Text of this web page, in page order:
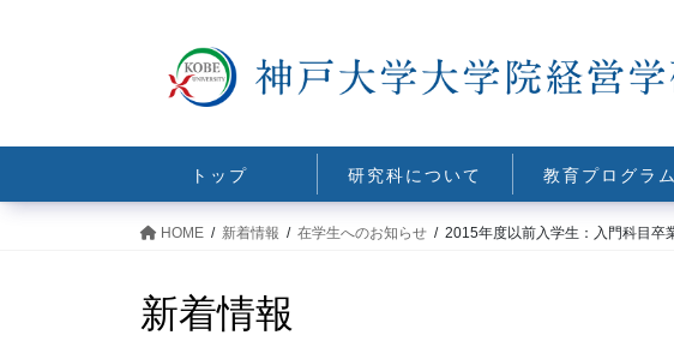
トップ 研究科について 教育プログラム
HOME 新着情報 在学生へのお知らせ 2015年度以前入学生：入門科目卒
新着情報